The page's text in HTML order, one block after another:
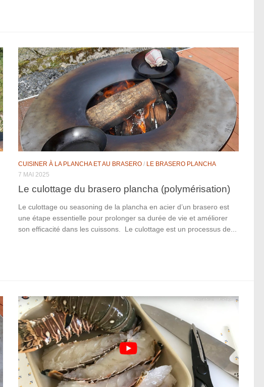
CUISINER À LA PLANCHA ET AU BRASERO / LE BRASERO PLANCHA
7 MAI 2025
Le culottage du brasero plancha (polymérisation)
Le culottage ou seasoning de la plancha en acier d’un brasero est
une étape essentielle pour prolonger sa durée de vie et améliorer
son efficacité dans les cuissons. Le culottage est un processus de...